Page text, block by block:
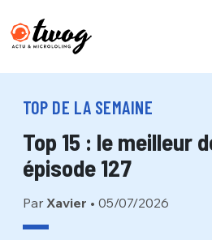
TOP DE LA SEMAINE
Top 15 : le meilleur
épisode 127
Par Xavier • 05/07/2026
PSEUDO *
EMAIL*
Connexion
PSEUDO
VOTRE
Que souhaitez-
Quelques
C'EST PARTI